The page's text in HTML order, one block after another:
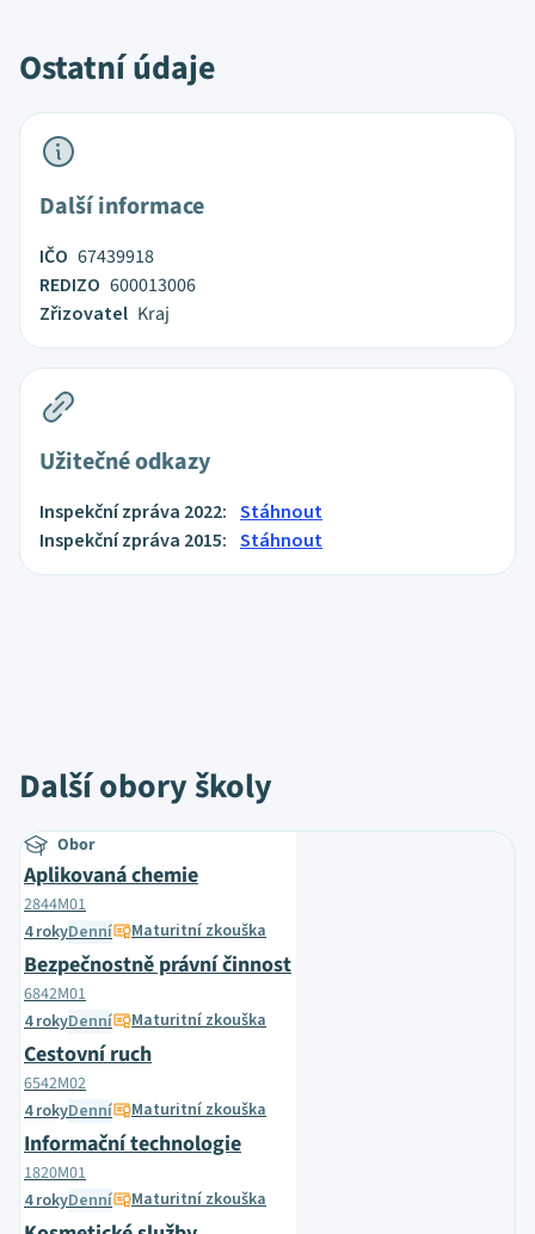
Ostatní údaje
Další informace
IČO 67439918
REDIZO 600013006
Zřizovatel Kraj
Užitečné odkazy
Inspekční zpráva 2022: Stáhnout
Inspekční zpráva 2015: Stáhnout
Další obory školy
Obor
Aplikovaná chemie
2844M01
4 rokyDenní Maturitní zkouška
Bezpečnostně právní činnost
6842M01
4 rokyDenní Maturitní zkouška
Cestovní ruch
6542M02
4 rokyDenní Maturitní zkouška
Informační technologie
1820M01
4 rokyDenní Maturitní zkouška